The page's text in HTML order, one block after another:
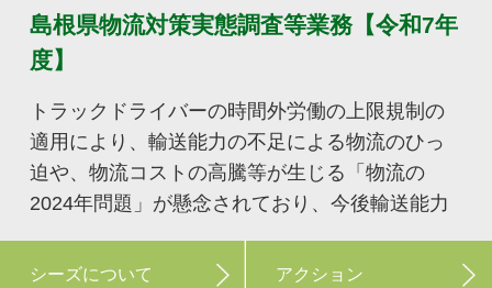
島根県物流対策実態調査等業務【令和7年
度】
トラックドライバーの時間外労働の上限規制の
適用により、輸送能力の不足による物流のひっ
迫や、物流コストの高騰等が生じる「物流の
2024年問題」が懸念されており、今後輸送能力
シーズについて アクション